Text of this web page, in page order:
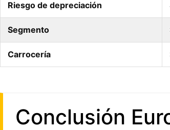
Riesgo de depreciación
Segmento
Carrocería
Conclusión